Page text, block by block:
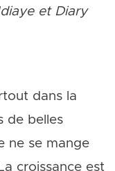
et Diary
dans la
de belles
ne se mange
croissance est